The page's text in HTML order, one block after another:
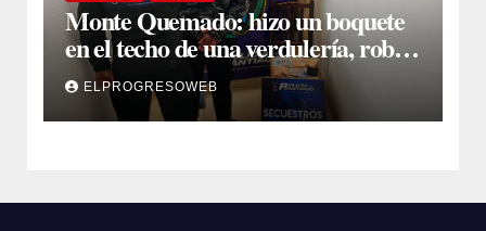
Monte Quemado: hizo un boquete
en el techo de una verdulería, robó
$800.000 y cayó tras ser filmado
ELPROGRESOWEB